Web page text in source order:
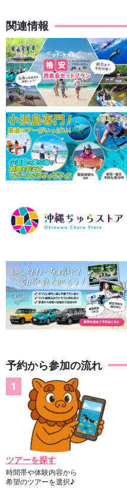
関連情報
予約から参加の流れ
ツアーを探す
時間帯や体験内容から
希望のツアーを選択♪